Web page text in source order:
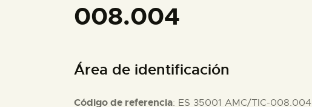
008.004
Área de identificación
Código de referencia: ES 35001 AMC/TIC-008.004